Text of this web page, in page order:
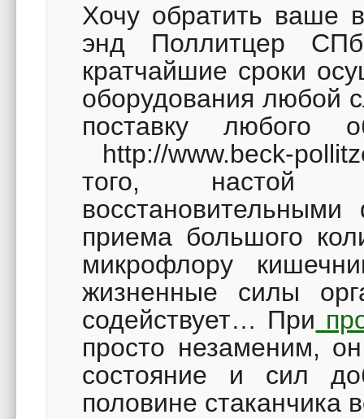
Хочу обратить ваше
энд Поллитцер
кратчайшие сроки
оборудования любой
поставку любого
http://www.beck-
того, настой
приема большого
микрофлору
жизненные силы
содействует… При
просто незаменим,
состояние и сил
половине стаканчика